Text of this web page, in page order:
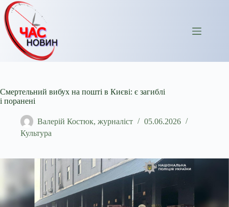
Перейти
до
вмісту
Смертельний вибух на пошті в Києві: є загиблі
і поранені
Валерій Костюк, журналіст
05.06.2026
Культура